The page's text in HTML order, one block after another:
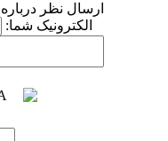
ارسال نظر درباره
الکترونیک شما: